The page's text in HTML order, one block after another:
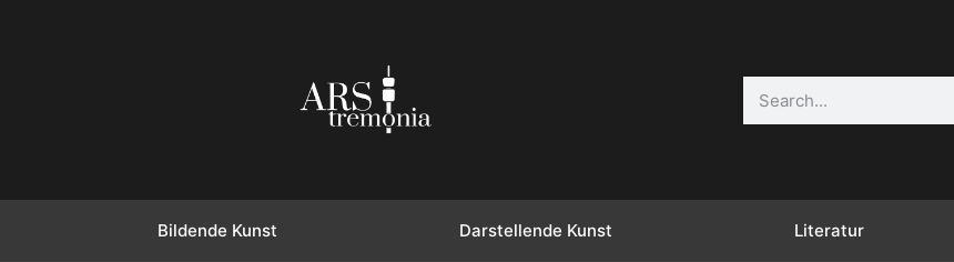
Bildende Kunst Darstellende Kunst Literatur